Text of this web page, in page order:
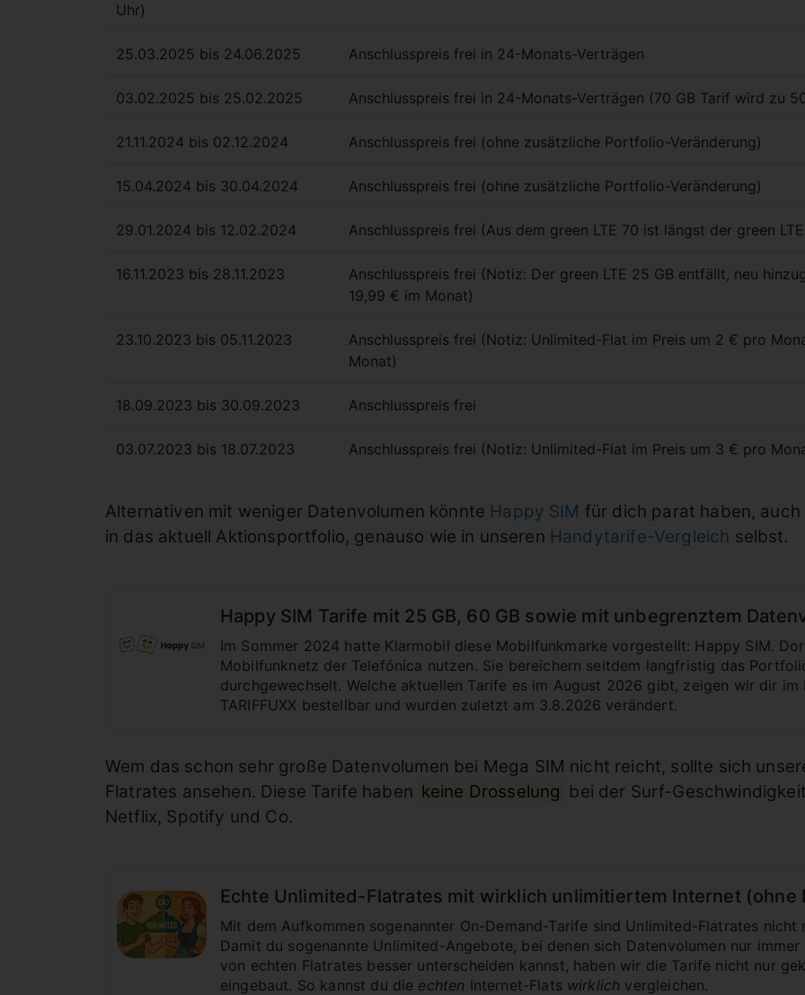
Uhr)
25.03.2025 bis 24.06.2025 Anschlusspreis frei in 24-Monats-Verträgen
03.02.2025 bis 25.02.2025 Anschlusspreis frei in 24-Monats-Verträgen (70 GB Tarif wird zu
21.11.2024 bis 02.12.2024 Anschlusspreis frei (ohne zusätzliche Portfolio-Veränderung)
15.04.2024 bis 30.04.2024 Anschlusspreis frei (ohne zusätzliche Portfolio-Veränderung)
29.01.2024 bis 12.02.2024 Anschlusspreis frei (Aus dem green LTE 70 ist längst der green
16.11.2023 bis 28.11.2023
Anschlusspreis frei (Notiz: Der green LTE 25 GB entfällt, neu
19,99 € im Monat)
23.10.2023 bis 05.11.2023
Anschlusspreis frei (Notiz: Unlimited-Flat im Preis um 2 € pro
Monat)
18.09.2023 bis 30.09.2023 Anschlusspreis frei
03.07.2023 bis 18.07.2023 Anschlusspreis frei (Notiz: Unlimited-Flat im Preis um 3 € pro
Alternativen mit weniger Datenvolumen könnte Happy SIM für dich parat haben,
in das aktuell Aktionsportfolio, genauso wie in unseren Handytarife-Vergleich selbst.
Happy SIM Tarife mit 25 GB, 60 GB sowie mit unbegrenztem
Im Sommer 2024 hatte Klarmobil diese Mobilfunkmarke vorgestellt: Happy SIM.
Mobilfunknetz der Telefónica nutzen. Sie bereichern seitdem langfristig das
durchgewechselt. Welche aktuellen Tarife es im August 2026 gibt, zeigen wir dir im
TARIFFUXX bestellbar und wurden zuletzt am 3.8.2026 verändert.
Wem das schon sehr große Datenvolumen bei Mega SIM nicht reicht, sollte sich
Flatrates ansehen. Diese Tarife haben keine Drosselung bei der Surf-
Netflix, Spotify und Co.
Echte Unlimited-Flatrates mit wirklich unlimitiertem Internet (ohne
Mit dem Aufkommen sogenannter On-Demand-Tarife sind Unlimited-Flatrates nicht
Damit du sogenannte Unlimited-Angebote, bei denen sich Datenvolumen nur
von echten Flatrates besser unterscheiden kannst, haben wir die Tarife nicht nur
eingebaut. So kannst du die echten Internet-Flats wirklich vergleichen.